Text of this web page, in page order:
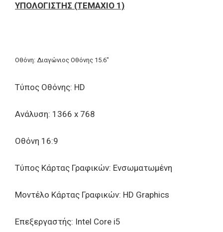
ΥΠΟΛΟΓΙΣΤΗΣ (ΤΕΜΑΧΙΟ 1)
Οθόνη: Διαγώνιος Οθόνης 15.6"
Τύπος Οθόνης: HD
Ανάλυση: 1366 x 768
Οθόνη 16:9
Τύπος Κάρτας Γραφικών: Ενσωματωμένη
Μοντέλο Κάρτας Γραφικών: HD Graphics
Επεξεργαστής: Intel Core i5